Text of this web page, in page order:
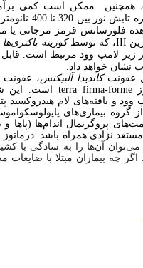
همچنین ممکن است کمی
اریتراسما معاینه
فلورسانس قرمز مرجانی یا
III، که توسطکورینه باکتری‌ها
زیر لامپ وود مرتبط است.
نشان خواهد داد.
عفونتکاندیدا آلبیکنس، عفونت
terra firma-forme است. این
از گروه بیماری‌های
پروگزیمال اندام‌ها
مستعد نژادی همراه باشد.درماتوز
آن‌ها را به سادگی با
چه بیماران مبتلا با ضایعات